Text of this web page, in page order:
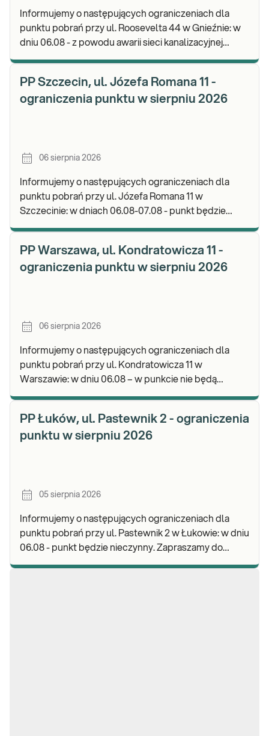
Informujemy o następujących ograniczeniach dla
punktu pobrań przy ul. Roosevelta 44 w Gnieźnie: w
dniu 06.08 - z powodu awarii sieci kanalizacyjnej
PP Szczecin, ul. Józefa Romana 11 -
ograniczenia punktu w sierpniu 2026
06 sierpnia 2026
Informujemy o następujących ograniczeniach dla
punktu pobrań przy ul. Józefa Romana 11 w
Szczecinie: w dniach 06.08-07.08 - punkt będzie
PP Warszawa, ul. Kondratowicza 11 -
ograniczenia punktu w sierpniu 2026
06 sierpnia 2026
Informujemy o następujących ograniczeniach dla
punktu pobrań przy ul. Kondratowicza 11 w
Warszawie: w dniu 06.08 – w punkcie nie będą
PP Łuków, ul. Pastewnik 2 - ograniczenia
punktu w sierpniu 2026
05 sierpnia 2026
Informujemy o następujących ograniczeniach dla
punktu pobrań przy ul. Pastewnik 2 w Łukowie: w dniu
06.08 - punkt będzie nieczynny. Zapraszamy do